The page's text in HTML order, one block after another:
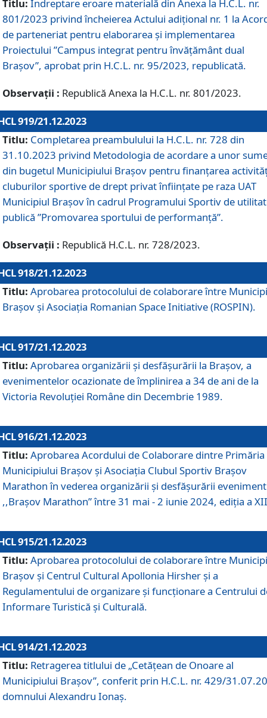
Titlu: Îndreptare eroare materială din Anexa la H.C.L. nr.
801/2023 privind încheierea Actului adițional nr. 1 la
de parteneriat pentru elaborarea și implementarea
Proiectului ”Campus integrat pentru învățământ dual
Brașov”, aprobat prin H.C.L. nr. 95/2023, republicată.
Observații : Republică Anexa la H.C.L. nr. 801/2023.
919/21.12.2023
Titlu: Completarea preambulului la H.C.L. nr. 728 din
31.10.2023 privind Metodologia de acordare a unor
din bugetul Municipiului Brașov pentru finanțarea
cluburilor sportive de drept privat înființate pe raza UAT
Municipiul Brașov în cadrul Programului Sportiv de
publică ”Promovarea sportului de performanță”.
Observații : Republică H.C.L. nr. 728/2023.
918/21.12.2023
Titlu: Aprobarea protocolului de colaborare între
Brașov și Asociația Romanian Space Initiative (ROSPIN).
917/21.12.2023
Titlu: Aprobarea organizării şi desfăşurării la Braşov, a
evenimentelor ocazionate de împlinirea a 34 de ani de la
Victoria Revoluţiei Române din Decembrie 1989.
916/21.12.2023
Titlu: Aprobarea Acordului de Colaborare dintre Primăria
Municipiului Brașov și Asociația Clubul Sportiv Brașov
Marathon în vederea organizării și desfășurării
,,Brașov Marathon” între 31 mai - 2 iunie 2024, ediția a
915/21.12.2023
Titlu: Aprobarea protocolului de colaborare între
Brașov și Centrul Cultural Apollonia Hirsher și a
Regulamentului de organizare și funcționare a Centrului
Informare Turistică și Culturală.
914/21.12.2023
Titlu: Retragerea titlului de „Cetățean de Onoare al
Municipiului Brașov”, conferit prin H.C.L. nr. 429/
domnului Alexandru Ionaș.